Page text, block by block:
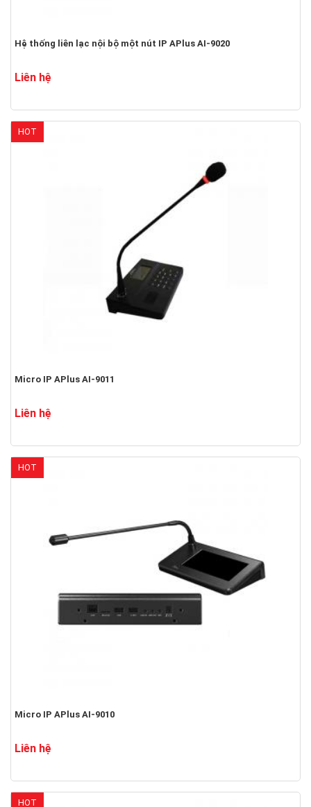
Hệ thống liên lạc nội bộ một nút IP APlus AI-9020
Liên hệ
HOT
Micro IP APlus AI-9011
Liên hệ
HOT
Micro IP APlus AI-9010
Liên hệ
HOT